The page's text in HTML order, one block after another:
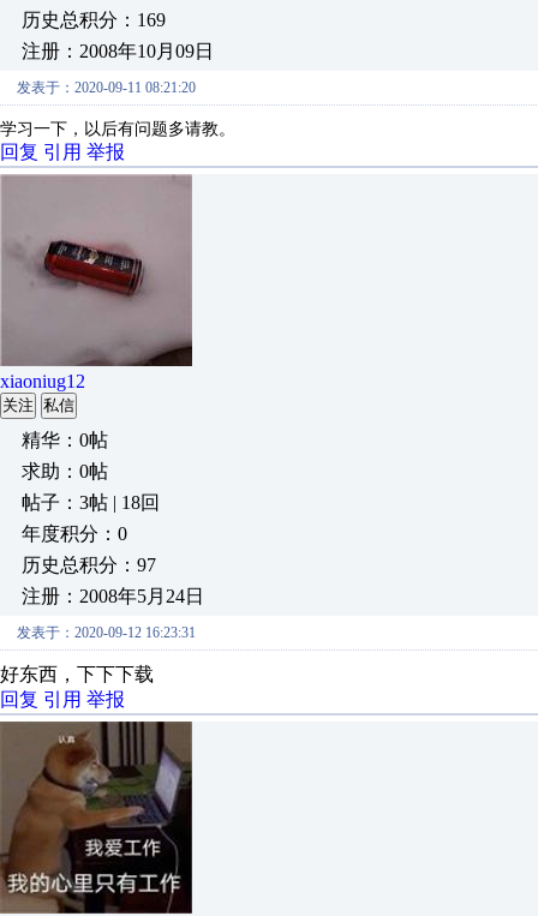
历史总积分：169
注册：2008年10月09日
发表于：2020-09-11 08:21:20
学习一下，以后有问题多请教。
回复 引用 举报
xiaoniug12
关注 私信
精华：0帖
求助：0帖
帖子：3帖 | 18回
年度积分：0
历史总积分：97
注册：2008年5月24日
发表于：2020-09-12 16:23:31
好东西，下下下载
回复 引用 举报